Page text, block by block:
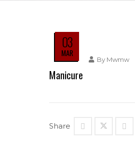
03
MAR
By Mwmw
Manicure
Share